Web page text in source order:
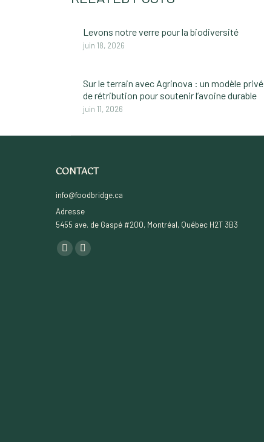
Levons notre verre pour la biodiversité
juin 18, 2026
Sur le terrain avec Agrinova : un modèle privé
de rétribution pour soutenir l’avoine durable
juin 11, 2026
CONTACT
info@foodbridge.ca
Adresse
5455 ave. de Gaspé #200, Montréal, Québec H2T 3B3
Find us on:
YouTubeLinkedin